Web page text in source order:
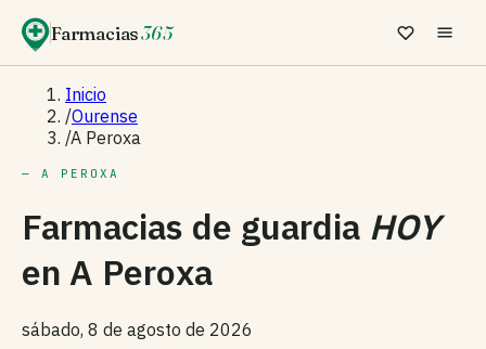
Farmacias365
Inicio
/Ourense
/A Peroxa
— A PEROXA
Farmacias de guardia HOY
en A Peroxa
sábado, 8 de agosto de 2026